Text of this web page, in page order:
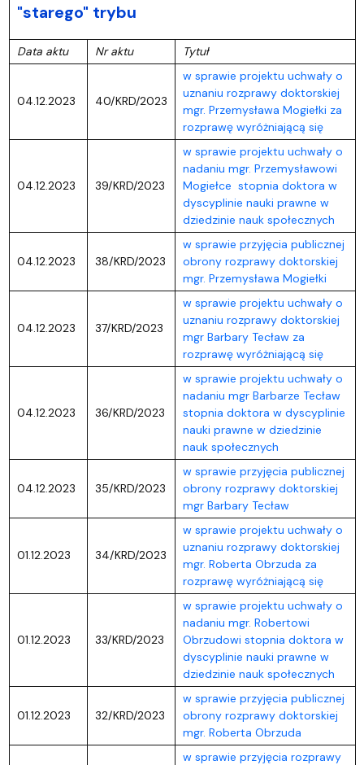
"starego" trybu
Data aktu Nr aktu Tytuł
04.12.2023 40/KRD/2023
w sprawie projektu uchwały o
uznaniu rozprawy doktorskiej
mgr. Przemysława Mogiełki za
rozprawę wyróżniającą się
04.12.2023 39/KRD/2023
w sprawie projektu uchwały o
nadaniu mgr. Przemysławowi
Mogiełce stopnia doktora w
dyscyplinie nauki prawne w
dziedzinie nauk społecznych
04.12.2023 38/KRD/2023
w sprawie przyjęcia publicznej
obrony rozprawy doktorskiej
mgr. Przemysława Mogiełki
04.12.2023 37/KRD/2023
w sprawie projektu uchwały o
uznaniu rozprawy doktorskiej
mgr Barbary Tecław za
rozprawę wyróżniającą się
04.12.2023 36/KRD/2023
w sprawie projektu uchwały o
nadaniu mgr Barbarze Tecław
stopnia doktora w dyscyplinie
nauki prawne w dziedzinie
nauk społecznych
04.12.2023 35/KRD/2023
w sprawie przyjęcia publicznej
obrony rozprawy doktorskiej
mgr Barbary Tecław
01.12.2023 34/KRD/2023
w sprawie projektu uchwały o
uznaniu rozprawy doktorskiej
mgr. Roberta Obrzuda za
rozprawę wyróżniającą się
01.12.2023 33/KRD/2023
w sprawie projektu uchwały o
nadaniu mgr. Robertowi
Obrzudowi stopnia doktora w
dyscyplinie nauki prawne w
dziedzinie nauk społecznych
01.12.2023 32/KRD/2023
w sprawie przyjęcia publicznej
obrony rozprawy doktorskiej
mgr. Roberta Obrzuda
w sprawie przyjęcia rozprawy